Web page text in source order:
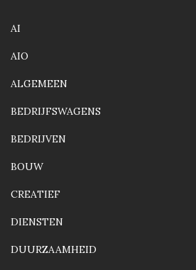
AI
AIO
ALGEMEEN
BEDRIJFSWAGENS
BEDRIJVEN
BOUW
CREATIEF
DIENSTEN
DUURZAAMHEID